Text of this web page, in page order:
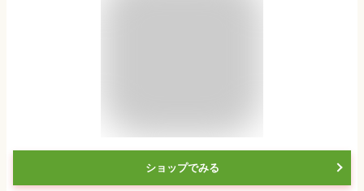
ショップでみる